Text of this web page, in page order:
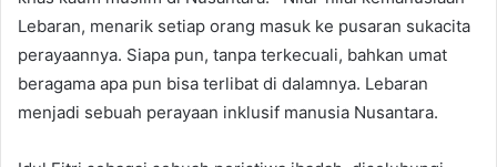
Lebaran, menarik setiap orang masuk ke pusaran sukacita
perayaannya. Siapa pun, tanpa terkecuali, bahkan umat
beragama apa pun bisa terlibat di dalamnya. Lebaran
menjadi sebuah perayaan inklusif manusia Nusantara.